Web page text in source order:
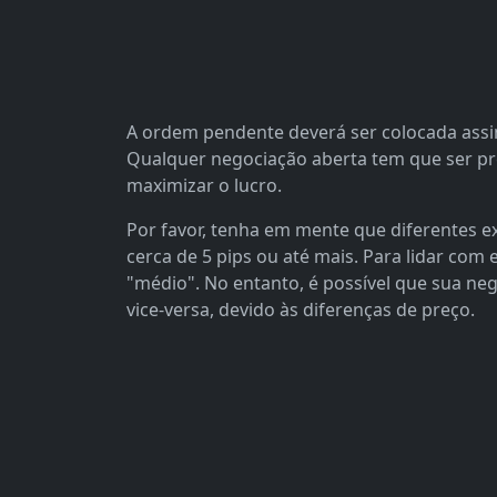
A ordem pendente deverá ser colocada
Qualquer negociação aberta tem que ser
maximizar o lucro.
Por favor, tenha em mente que diferentes
cerca de 5 pips ou até mais. Para lidar
"médio". No entanto, é possível que sua
vice-versa, devido às diferenças de preço.